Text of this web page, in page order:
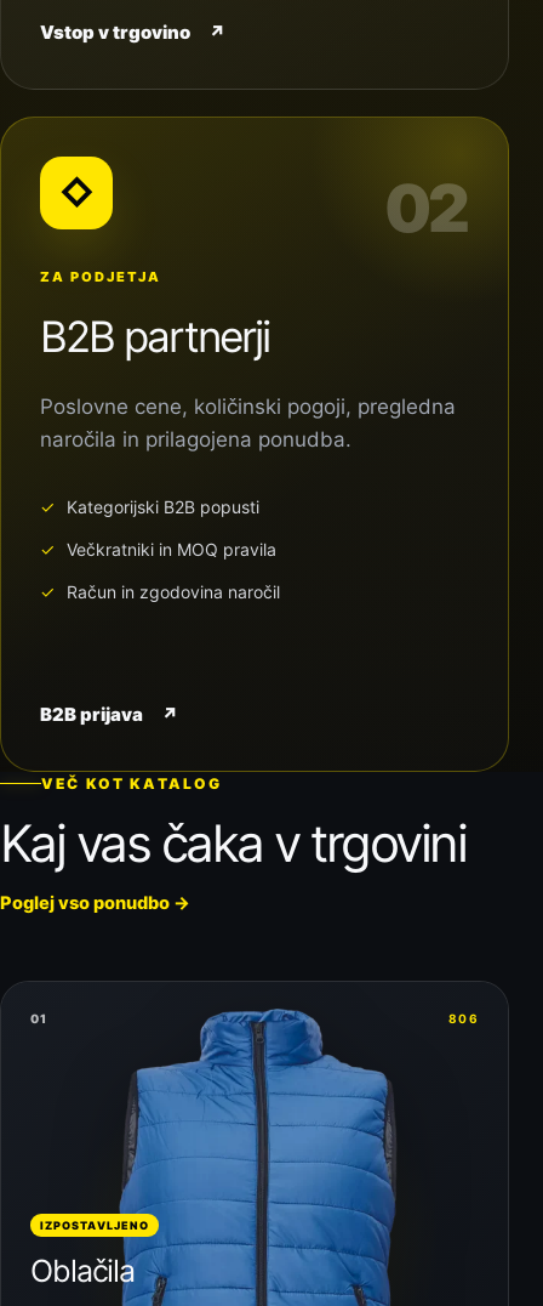
Vstop v trgovino ↗
02
◇
ZA PODJETJA
B2B partnerji
Poslovne cene, količinski pogoji, pregledna
naročila in prilagojena ponudba.
Kategorijski B2B popusti
Večkratniki in MOQ pravila
Račun in zgodovina naročil
B2B prijava ↗
VEČ KOT KATALOG
Kaj vas čaka v trgovini
Poglej vso ponudbo →
01 806
IZPOSTAVLJENO
Oblačila